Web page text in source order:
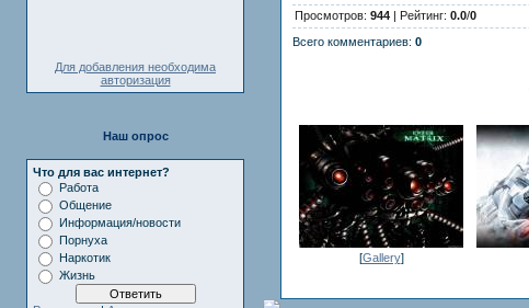
Для добавления необходима
авторизация
Наш опрос
Что для вас интернет?
Работа
Общение
Информация/новости
Порнуха
Наркотик
Жизнь
Просмотров: 944 | Рейтинг: 0.0/0
Всего комментариев: 0
[Gallery]